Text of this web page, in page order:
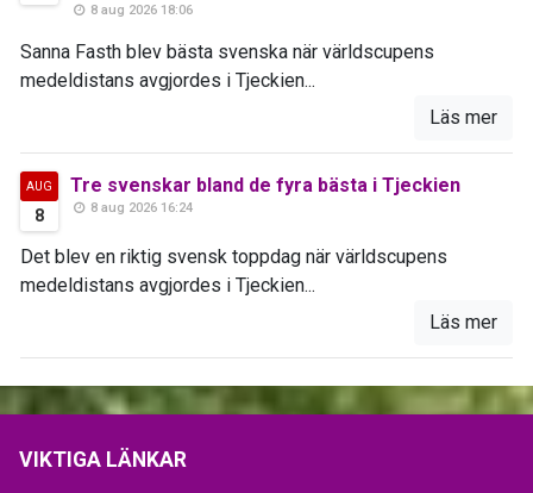
8 aug 2026 18:06
Sanna Fasth blev bästa svenska när världscupens
medeldistans avgjordes i Tjeckien...
Läs mer
AUG
8
Tre svenskar bland de fyra bästa i Tjeckien
8 aug 2026 16:24
Det blev en riktig svensk toppdag när världscupens
medeldistans avgjordes i Tjeckien...
Läs mer
VIKTIGA LÄNKAR